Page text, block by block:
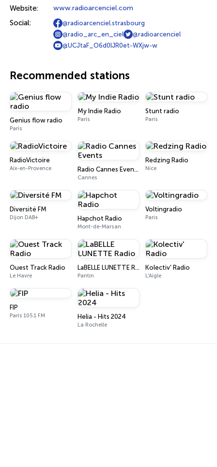
Website: www.radioarcenciel.com
Social:
@radioarcenciel.strasbourg
@radio_arc_en_ciel
@radioarcenciel
@UCJtaF_O6d0lJR0et-WXjw-w
Recommended stations
Genius flow radio
Paris
My Indie Radio
Paris
Stunt radio
Paris
RadioVictoire
Aix-en-Provence Radio Cannes Events
Cannes
Redzing Radio
Nice
Diversité FM
Dijon DAB+ Hapchot Radio
Mont-de-Marsan
Voltingradio
Paris
Ouest Track Radio
Le Havre
LaBELLE LUNETTE Radio
Pantin
Kolectiv' Radio
L'Aigle
FIP
Paris 105.1 FM Helia - Hits 2024
La Rochelle